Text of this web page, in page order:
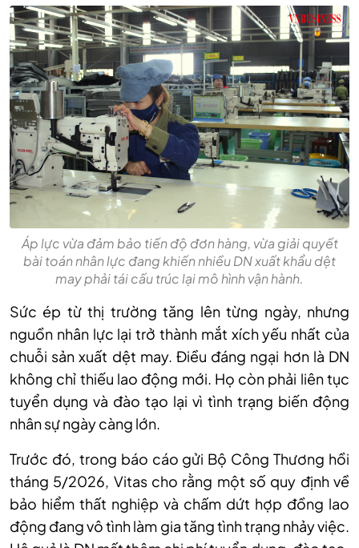
Áp lực vừa đảm bảo tiến độ đơn hàng, vừa giải quyết
bài toán nhân lực đang khiến nhiều DN xuất khẩu dệt
may phải tái cấu trúc lại mô hình vận hành.
Sức ép từ thị trường tăng lên từng ngày, nhưng
nguồn nhân lực lại trở thành mắt xích yếu nhất của
chuỗi sản xuất dệt may. Điều đáng ngại hơn là DN
không chỉ thiếu lao động mới. Họ còn phải liên tục
tuyển dụng và đào tạo lại vì tình trạng biến động
nhân sự ngày càng lớn.
Trước đó, trong báo cáo gửi Bộ Công Thương hồi
tháng 5/2026, Vitas cho rằng một số quy định về
bảo hiểm thất nghiệp và chấm dứt hợp đồng lao
động đang vô tình làm gia tăng tình trạng nhảy việc.